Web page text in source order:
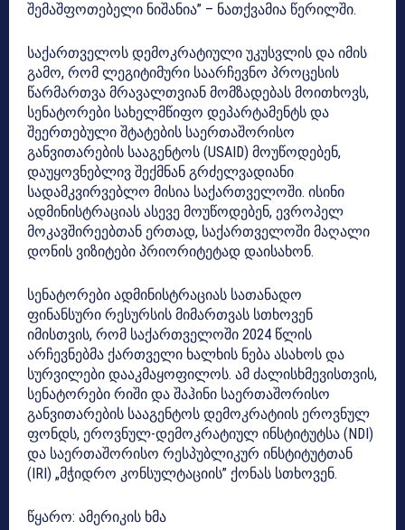
შემაშფოთებელი ნიშანია” – ნათქვამია წერილში.
საქართველოს დემოკრატიული უკუსვლის და იმის
გამო, რომ ლეგიტიმური საარჩევნო პროცესის
წარმართვა მრავალთვიან მომზადებას მოითხოვს,
სენატორები სახელმწიფო დეპარტამენტს და
შეერთებული შტატების საერთაშორისო
განვითარების სააგენტოს (USAID) მოუწოდებენ,
დაუყოვნებლივ შექმნან გრძელვადიანი
სადამკვირვებლო მისია საქართველოში. ისინი
ადმინისტრაციას ასევე მოუწოდებენ, ევროპელ
მოკავშირეებთან ერთად, საქართველოში მაღალი
დონის ვიზიტები პრიორიტეტად დაისახონ.
სენატორები ადმინისტრაციას სათანადო
ფინანსური რესურსის მიმართვას სთხოვენ
იმისთვის, რომ საქართველოში 2024 წლის
არჩევნებმა ქართველი ხალხის ნება ასახოს და
სურვილები დააკმაყოფილოს. ამ ძალისხმევისთვის,
სენატორები რიში და შაჰინი საერთაშორისო
განვითარების სააგენტოს დემოკრატიის ეროვნულ
ფონდს, ეროვნულ-დემოკრატიულ ინსტიტუტსა (NDI)
და საერთაშორისო რესპუბლიკურ ინსტიტუტთან
(IRI) „მჭიდრო კონსულტაციის” ქონას სთხოვენ.
წყარო: ამერიკის ხმა